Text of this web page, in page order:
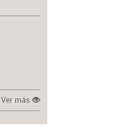
Ver más